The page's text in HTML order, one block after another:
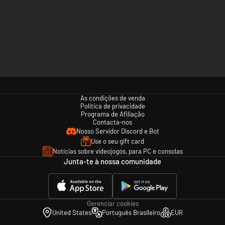
As condições de venda
Política de privacidade
Programa de Afiliação
Contacta-nos
Nosso Servidor Discord e Bot
Use o seu gift card
Notícias sobre videojogos, para PC e consolas
Junta-te à nossa comunidade
Gerenciar cookies
United States
Português Brasileiro EUR